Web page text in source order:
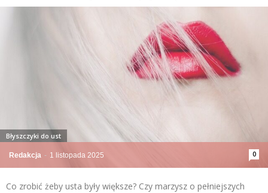
Redakcja - 1 listopada 2025 0
Błyszczyki do ust
Co zrobić żeby usta były większe? Czy marzysz o pełniejszych